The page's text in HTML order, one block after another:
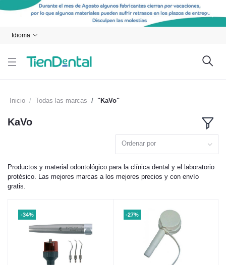
Idioma
Inicio Todas las marcas "KaVo"
KaVo
Ordenar por
Productos y material odontológico para la clínica dental y el laboratorio
protésico. Las mejores marcas a los mejores precios y con envío
gratis.
-34% -27%